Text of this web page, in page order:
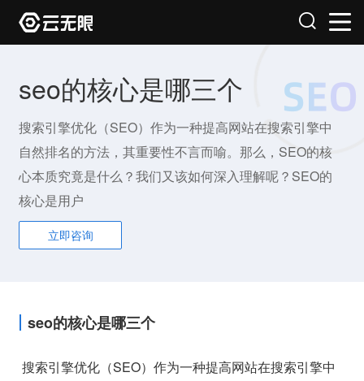
seo的核心是哪三个
搜索引擎优化（SEO）作为一种提高网站在搜索引擎中
自然排名的方法，其重要性不言而喻。那么，SEO的核
心本质究竟是什么？我们又该如何深入理解呢？SEO的
核心是用户
立即咨询
seo的核心是哪三个
搜索引擎优化（SEO）作为一种提高网站在搜索引擎中